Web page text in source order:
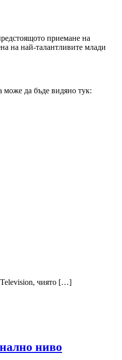
приемане на
на най-талантливите млади
може да бъде видяно тук:
Television, чиято […]
ниво